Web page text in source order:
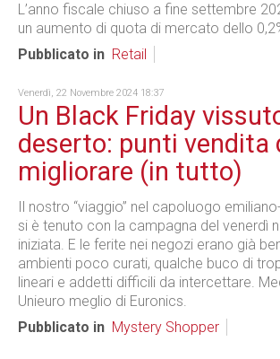
L’anno fiscale chiuso a fine settembre
un aumento di quota di mercato dello
Pubblicato in Retail
Venerdì, 22 Novembre 2024 18:37
Un Black Friday
deserto: punti vendita
migliorare (in tutto)
Il nostro “viaggio” nel capoluogo
si è tenuto con la campagna del venerdì
iniziata. E le ferite nei negozi erano già
ambienti poco curati, qualche buco di
lineari e addetti difficili da intercettare.
Unieuro meglio di Euronics.
Pubblicato in Mystery Shopper